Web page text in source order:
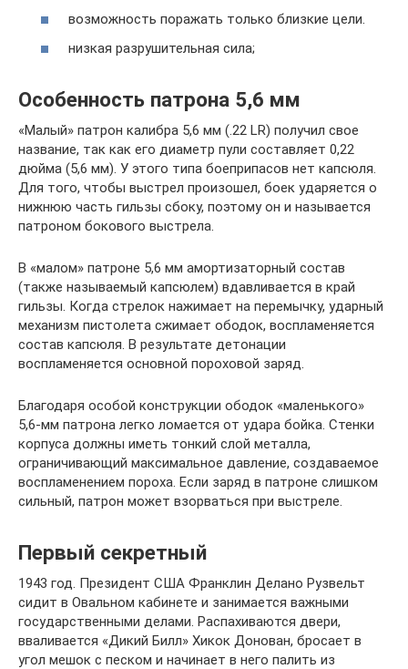
возможность поражать только близкие цели.
низкая разрушительная сила;
Особенность патрона 5,6 мм
«Малый» патрон калибра 5,6 мм (.22 LR) получил свое
название, так как его диаметр пули составляет 0,22
дюйма (5,6 мм). У этого типа боеприпасов нет капсюля.
Для того, чтобы выстрел произошел, боек ударяется о
нижнюю часть гильзы сбоку, поэтому он и называется
патроном бокового выстрела.
В «малом» патроне 5,6 мм амортизаторный состав
(также называемый капсюлем) вдавливается в край
гильзы. Когда стрелок нажимает на перемычку, ударный
механизм пистолета сжимает ободок, воспламеняется
состав капсюля. В результате детонации
воспламеняется основной пороховой заряд.
Благодаря особой конструкции ободок «маленького»
5,6-мм патрона легко ломается от удара бойка. Стенки
корпуса должны иметь тонкий слой металла,
ограничивающий максимальное давление, создаваемое
воспламенением пороха. Если заряд в патроне слишком
сильный, патрон может взорваться при выстреле.
Первый секретный
1943 год. Президент США Франклин Делано Рузвельт
сидит в Овальном кабинете и занимается важными
государственными делами. Распахиваются двери,
вваливается «Дикий Билл» Хикок Донован, бросает в
угол мешок с песком и начинает в него палить из